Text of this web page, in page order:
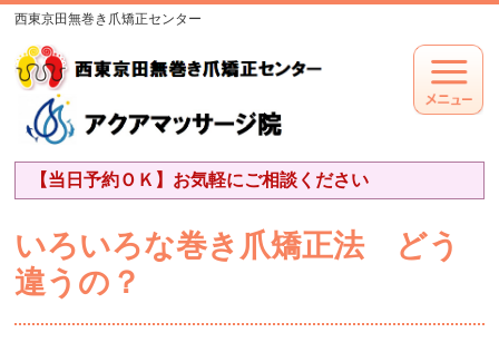
西東京田無巻き爪矯正センター
【当日予約ＯＫ】お気軽にご相談ください
いろいろな巻き爪矯正法 どう
違うの？